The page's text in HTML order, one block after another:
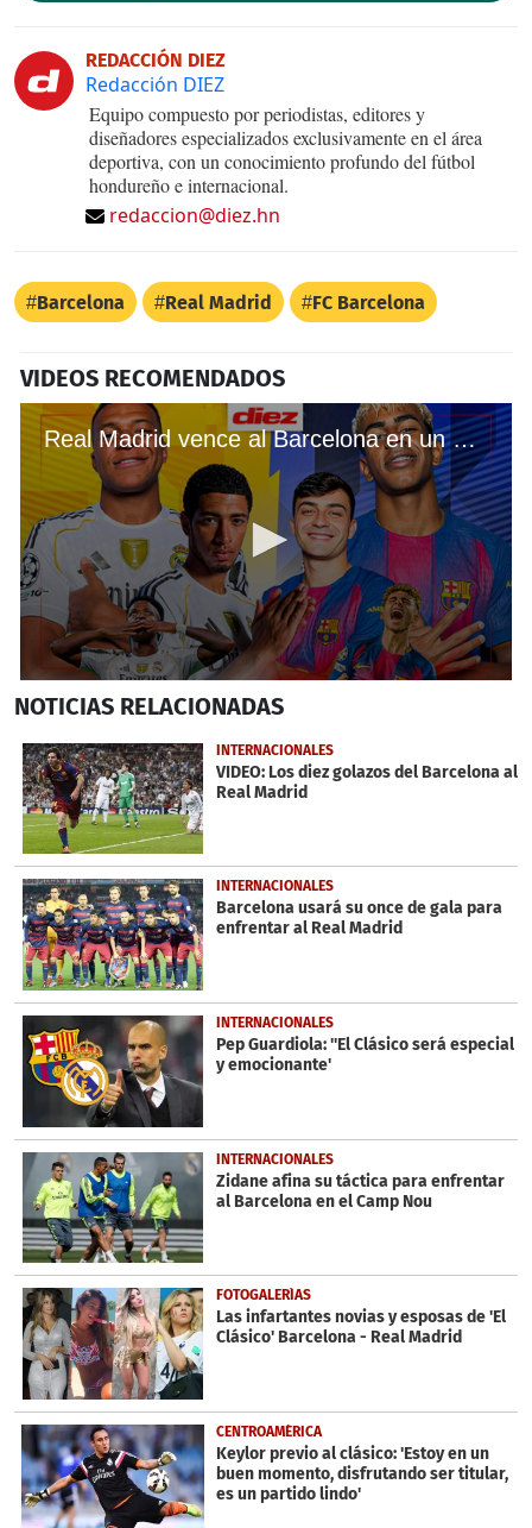
REDACCIÓN DIEZ
Redacción DIEZ
Equipo compuesto por periodistas, editores y
diseñadores especializados exclusivamente en el área
deportiva, con un conocimiento profundo del fútbol
hondureño e internacional.
redaccion@diez.hn
Barcelona Real Madrid FC Barcelona
VIDEOS RECOMENDADOS
Real Madrid vence al Barcelona en un El Clásico repleto de polémicas
seconds
9
minutes,
35
seconds
NOTICIAS RELACIONADAS
INTERNACIONALES
VIDEO: Los diez golazos del Barcelona al
Real Madrid
INTERNACIONALES
Barcelona usará su once de gala para
enfrentar al Real Madrid
INTERNACIONALES
Pep Guardiola: ''El Clásico será especial
y emocionante'
INTERNACIONALES
Zidane afina su táctica para enfrentar
al Barcelona en el Camp Nou
FOTOGALERÍAS
Las infartantes novias y esposas de 'El
Clásico' Barcelona - Real Madrid
CENTROAMÉRICA
Keylor previo al clásico: 'Estoy en un
buen momento, disfrutando ser titular,
es un partido lindo'